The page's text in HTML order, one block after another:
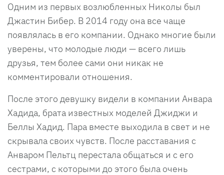
Одним из первых возлюбленных Николы был
Джастин Бибер. В 2014 году она все чаще
появлялась в его компании. Однако многие были
уверены, что молодые люди — всего лишь
друзья, тем более сами они никак не
комментировали отношения.
После этого девушку видели в компании Анвара
Хадида, брата известных моделей Джиджи и
Беллы Хадид. Пара вместе выходила в свет и не
скрывала своих чувств. После расставания с
Анваром Пельтц перестала общаться и с его
сестрами, с которыми до этого была очень